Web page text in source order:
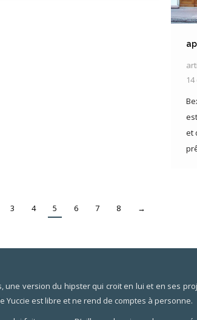
et
3 4 5 6 7 8 →
une version du hipster qui croit en lui et en ses
Yuccie est libre et ne rend de comptes à personne.